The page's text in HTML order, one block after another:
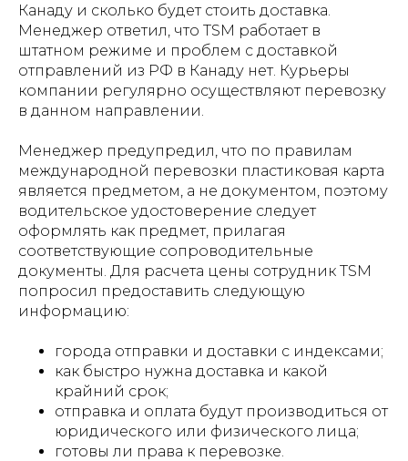
Канаду и сколько будет стоить доставка.
Менеджер ответил, что TSM работает в
штатном режиме и проблем с доставкой
отправлений из РФ в Канаду нет. Курьеры
компании регулярно осуществляют перевозку
в данном направлении.
Менеджер предупредил, что по правилам
международной перевозки пластиковая карта
является предметом, а не документом, поэтому
водительское удостоверение следует
оформлять как предмет, прилагая
соответствующие сопроводительные
документы. Для расчета цены сотрудник TSM
попросил предоставить следующую
информацию:
города отправки и доставки с индексами;
как быстро нужна доставка и какой
крайний срок;
отправка и оплата будут производиться от
юридического или физического лица;
готовы ли права к перевозке.